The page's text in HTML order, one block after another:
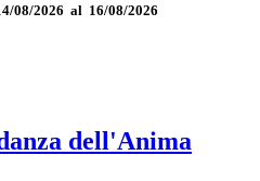
08/2026 al 16/08/2026
dell'Anima